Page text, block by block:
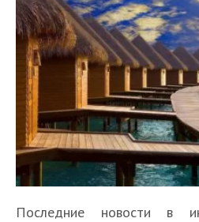
Последние новости в